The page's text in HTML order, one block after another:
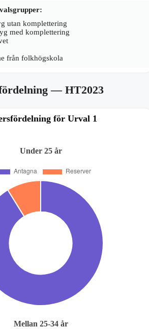
utan komplettering
med komplettering
från folkhögskola
— HT2023
för Urval 1
Under 25 år
Mellan 25-34 år